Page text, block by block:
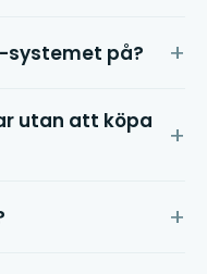
systemet på?
utan att köpa